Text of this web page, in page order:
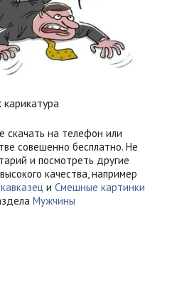
карикатура
скачать на телефон или
совешенно бесплатно. Не
и посмотреть другие
качества, например
и Смешные картинки
Мужчины